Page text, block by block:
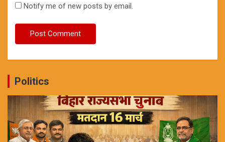
Notify me of new posts by email.
Politics